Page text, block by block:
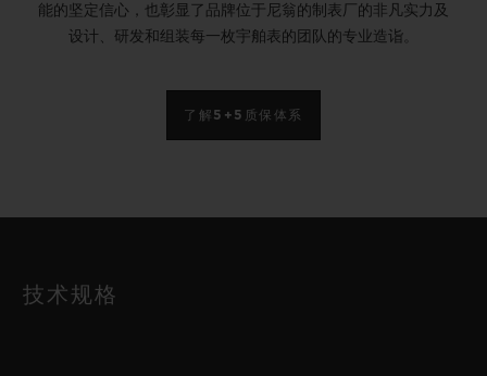
能的坚定信心，也彰显了品牌位于尼翁的制表厂的非凡实力及
设计、研发和组装每一枚宇舶表的团队的专业造诣。
了解5+5质保体系
技术规格